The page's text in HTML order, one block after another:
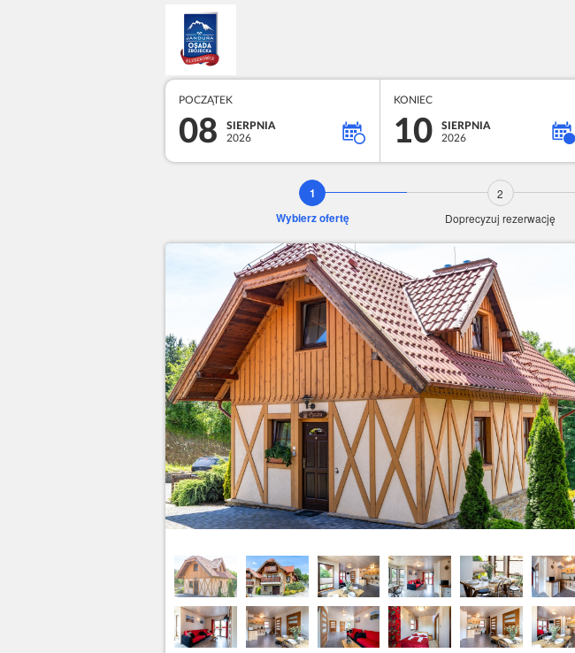
POCZĄTEK
08
SIERPNIA
2026
KONIEC
10
SIERPNIA
2026
Wybierz ofertę Doprecyzuj rezerwację